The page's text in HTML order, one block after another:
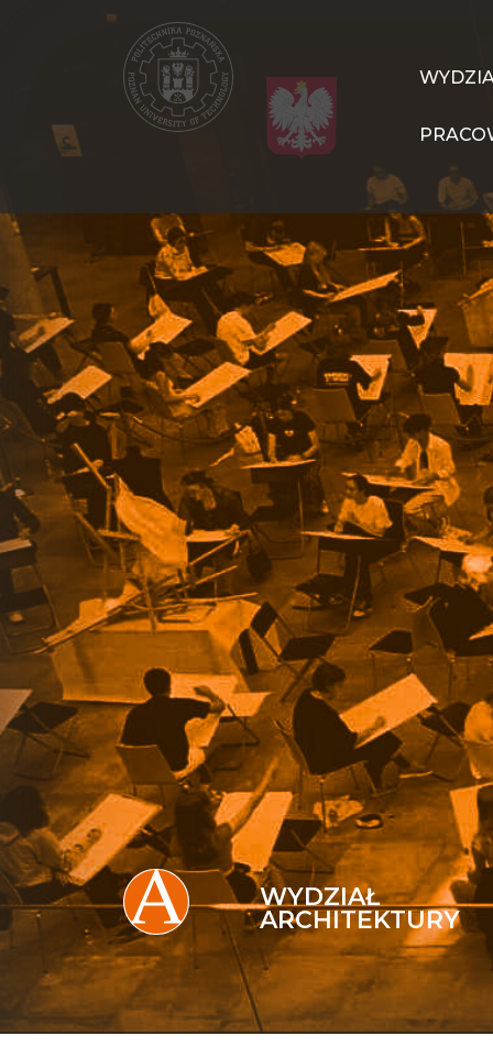
Navigation
PL
WYDZIAŁ
ARCHITEKTURY